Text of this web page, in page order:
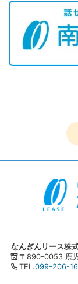
なんぎんリース株
〒890-0053 鹿
TEL.099-206-